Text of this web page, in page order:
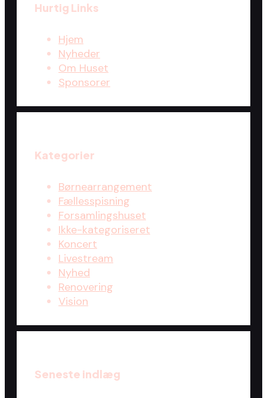
Hurtig Links
Hjem
Nyheder
Om Huset
Sponsorer
Kategorier
Børnearrangement
Fællesspisning
Forsamlingshuset
Ikke-kategoriseret
Koncert
Livestream
Nyhed
Renovering
Vision
Seneste indlæg